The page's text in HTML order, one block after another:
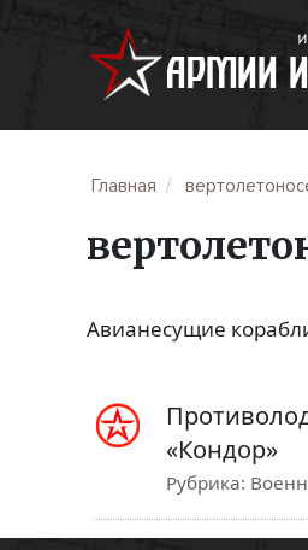
Главная
Авианесущие
«Кондор»
Рубрика: